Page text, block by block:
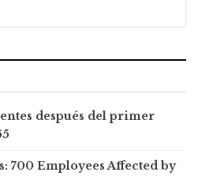
después del primer
700 Employees Affected by